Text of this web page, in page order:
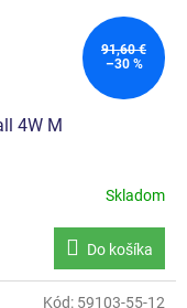
91,60 €
–30 %
4W M
Skladom
Do košíka
Kód: 59103-55-12